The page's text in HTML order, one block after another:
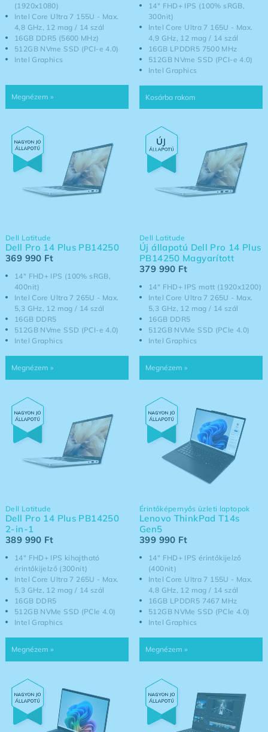
(1920x1080)
Intel Core Ultra 7 155U - Max.
4,8 GHz, 12 mag / 14 szál
16GB DDR5 (5600 MHz)
512GB NVme SSD (PCI-e 4.0)
Intel Graphics
14" FHD+ IPS (100% sRGB,
300nit)
Intel Core Ultra 7 165U - Max.
4,9 GHz, 12 mag / 14 szál
16GB LPDDR5 7500 MHz
512GB NVme SSD (PCI-e 4.0)
Intel Graphics
Kosárba rakom
14" FHD+ IPS (100% sRGB,
400nit)
Intel Core Ultra 7 265U - Max.
5,3 GHz, 12 mag / 14 szál
16GB DDR5
512GB NVme SSD (PCI-e 4.0)
Intel Graphics
Dell Latitude
Dell Pro 14 Plus PB14250
369 990 Ft
14" FHD+ IPS matt (1920x1200)
Intel Core Ultra 7 265U - Max.
5,3 GHz, 12 mag / 14 szál
16GB DDR5
512GB NVMe SSD (PCIe 4.0)
Intel Graphics
Dell Latitude
Új állapotú Dell Pro 14 Plus
PB14250 Magyarított
379 990 Ft
14" FHD+ IPS kihajtható
érintőkijelző (300nit)
Intel Core Ultra 7 265U - Max.
5,3 GHz, 12 mag / 14 szál
16GB DDR5
512GB NVMe SSD (PCIe 4.0)
Intel Graphics
Dell Latitude
Dell Pro 14 Plus PB14250
2-in-1
389 990 Ft
14" FHD+ IPS érintőkijelző
(400nit)
Intel Core Ultra 7 155U - Max.
4,8 GHz, 12 mag / 14 szál
16GB LPDDR5 7467 MHz
512GB NVMe SSD (PCIe 4.0)
Intel Graphics
Érintőképernyős üzleti laptopok
Lenovo ThinkPad T14s
Gen5
399 990 Ft